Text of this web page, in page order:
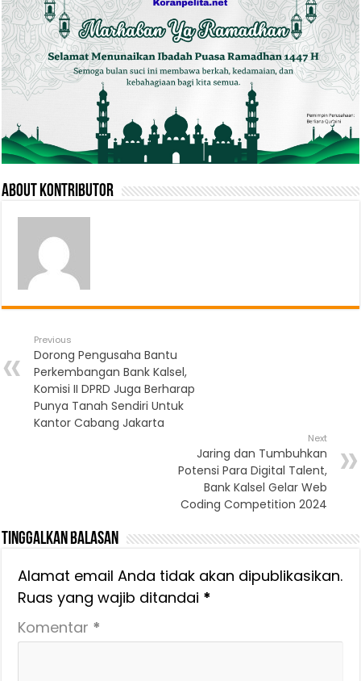
About Kontributor
Previous
Dorong Pengusaha Bantu
Perkembangan Bank Kalsel,
Komisi II DPRD Juga Berharap
Punya Tanah Sendiri Untuk
Kantor Cabang Jakarta
Next
Jaring dan Tumbuhkan
Potensi Para Digital Talent,
Bank Kalsel Gelar Web
Coding Competition 2024
Tinggalkan Balasan
Alamat email Anda tidak akan dipublikasikan.
Ruas yang wajib ditandai *
Komentar *